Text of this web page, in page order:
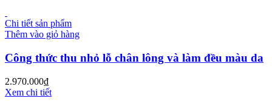
Chi tiết sản phẩm
Thêm vào giỏ hàng
Công thức thu nhỏ lỗ chân lông và làm đều màu da
2.970.000₫
Xem chi tiết